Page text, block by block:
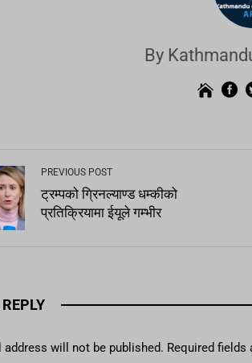
By
PREVIOUS POST
ट्रम्पको ग्रिनल्याण्ड धम्कीको
प्रतिक्रियामा ईयूले गम्भीर
address will not be published. Required fields